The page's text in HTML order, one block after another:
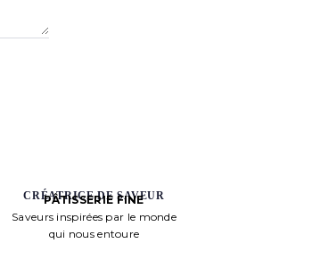
CRÉATRICE DE SAVEUR
PÂTISSERIE FINE
Saveurs inspirées par le monde
qui nous entoure